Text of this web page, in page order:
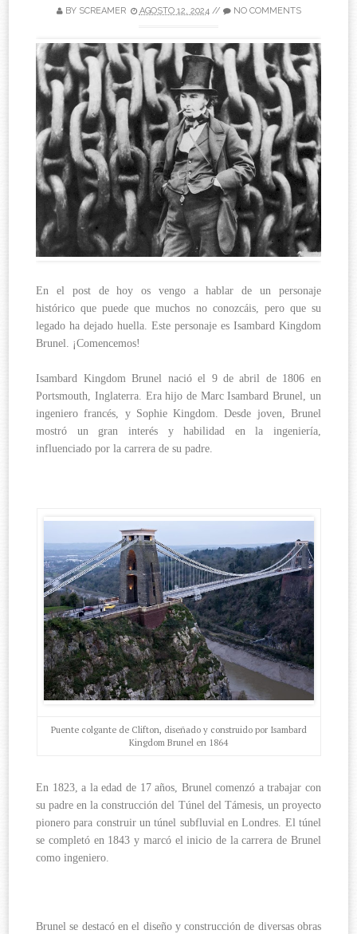
BY SCREAMER AGOSTO 12, 2024// NO COMMENTS
En el post de hoy os vengo a hablar de un personaje
histórico que puede que muchos no conozcáis, pero que su
legado ha dejado huella. Este personaje es Isambard Kingdom
Brunel. ¡Comencemos!
Isambard Kingdom Brunel nació el 9 de abril de 1806 en
Portsmouth, Inglaterra. Era hijo de Marc Isambard Brunel, un
ingeniero francés, y Sophie Kingdom. Desde joven, Brunel
mostró un gran interés y habilidad en la ingeniería,
influenciado por la carrera de su padre.
Puente colgante de Clifton, diseñado y construido por Isambard
Kingdom Brunel en 1864
En 1823, a la edad de 17 años, Brunel comenzó a trabajar con
su padre en la construcción del Túnel del Támesis, un proyecto
pionero para construir un túnel subfluvial en Londres. El túnel
se completó en 1843 y marcó el inicio de la carrera de Brunel
como ingeniero.
Brunel se destacó en el diseño y construcción de diversas obras